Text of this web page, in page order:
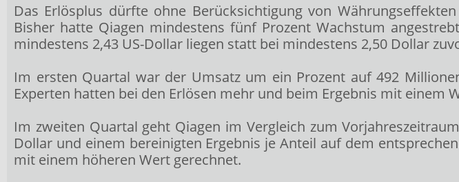
Das Erlösplus dürfte ohne Berücksichtigung von
Bisher hatte Qiagen mindestens fünf Prozent Wachstum
mindestens 2,43 US-Dollar liegen statt bei mindestens 2,50 Dollar
Im ersten Quartal war der Umsatz um ein Prozent auf 492
Experten hatten bei den Erlösen mehr und beim Ergebnis mit einem
Im zweiten Quartal geht Qiagen im Vergleich zum
Dollar und einem bereinigten Ergebnis je Anteil auf dem
mit einem höheren Wert gerechnet.